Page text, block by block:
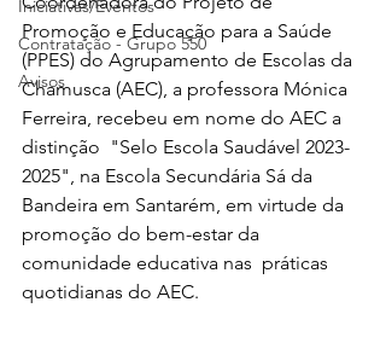
Iniciativas/Eventos
Contratação - Grupo 550
Avisos
Promoção e Educação para a Saúde
(PPES) do Agrupamento de Escolas da
Chamusca (AEC), a professora Mónica
Ferreira, recebeu em nome do AEC a
distinção  "Selo Escola Saudável 2023-
2025", na Escola Secundária Sá da
Bandeira em Santarém, em virtude da
promoção do bem-estar da
comunidade educativa nas  práticas
quotidianas do AEC.